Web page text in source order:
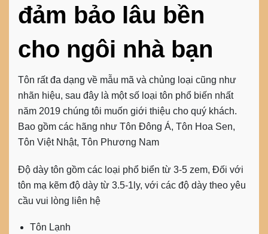
đảm bảo lâu bền
cho ngôi nhà bạn
Tôn rất đa dạng về mẫu mã và chủng loại cũng như
nhãn hiệu, sau đây là một số loại tôn phổ biến nhất
năm 2019 chúng tôi muốn giới thiệu cho quý khách.
Bao gồm các hãng như Tôn Đông Á, Tôn Hoa Sen,
Tôn Việt Nhật, Tôn Phương Nam
Độ dày tôn gồm các loại phổ biển từ 3-5 zem, Đối với
tôn mạ kẽm độ dày từ 3.5-1ly, với các độ dày theo yêu
cầu vui lòng liên hệ
Tôn Lạnh